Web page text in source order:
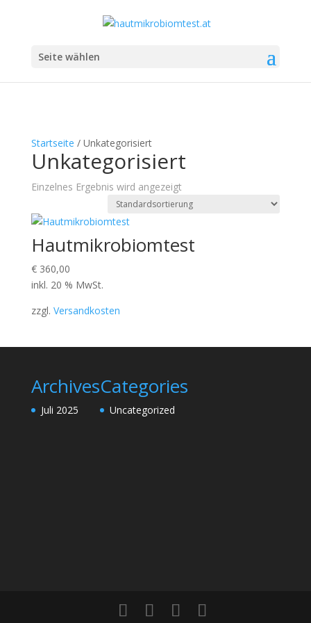
Seite wählen
Startseite / Unkategorisiert
Unkategorisiert
Einzelnes Ergebnis wird angezeigt
Hautmikrobiomtest
€360,00
inkl. 20 % MwSt.
zzgl. Versandkosten
Archives
Juli 2025
Categories
Uncategorized